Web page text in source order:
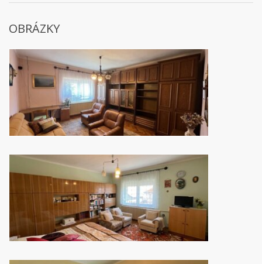
OBRÁZKY